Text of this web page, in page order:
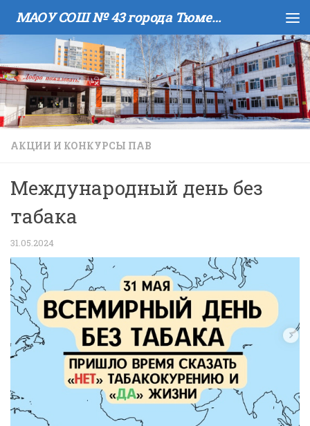
Skip to content МАОУ COШ № 43 города Тюмени имени В.И. Муравленко
АКЦИИ И КОНКУРСЫ ПАВ
Международный день без
табака
31.05.2024